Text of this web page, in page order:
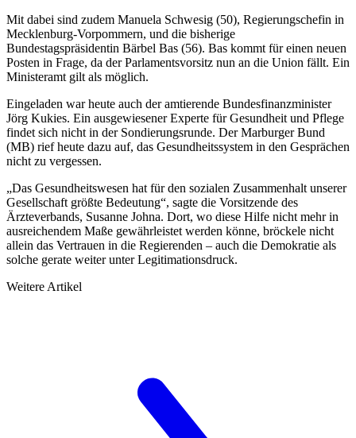
Mit dabei sind zudem Manuela Schwesig (50), Regierungschefin in
Mecklenburg-Vorpommern, und die bisherige
Bundestagspräsidentin Bärbel Bas (56). Bas kommt für einen neuen
Posten in Frage, da der Parlamentsvorsitz nun an die Union fällt. Ein
Ministeramt gilt als möglich.
Eingeladen war heute auch der amtierende Bundesfinanzminister
Jörg Kukies. Ein ausgewiesener Experte für Gesundheit und Pflege
findet sich nicht in der Sondierungsrunde. Der Marburger Bund
(MB) rief heute dazu auf, das Gesundheitssystem in den Gesprächen
nicht zu vergessen.
„Das Gesundheitswesen hat für den sozialen Zusammenhalt unserer
Gesellschaft größte Bedeutung“, sagte die Vorsitzende des
Ärzteverbands, Susanne Johna. Dort, wo diese Hilfe nicht mehr in
ausreichendem Maße gewährleistet werden könne, bröckele nicht
allein das Vertrauen in die Regierenden – auch die Demokratie als
solche gerate weiter unter Legitimationsdruck.
Weitere Artikel